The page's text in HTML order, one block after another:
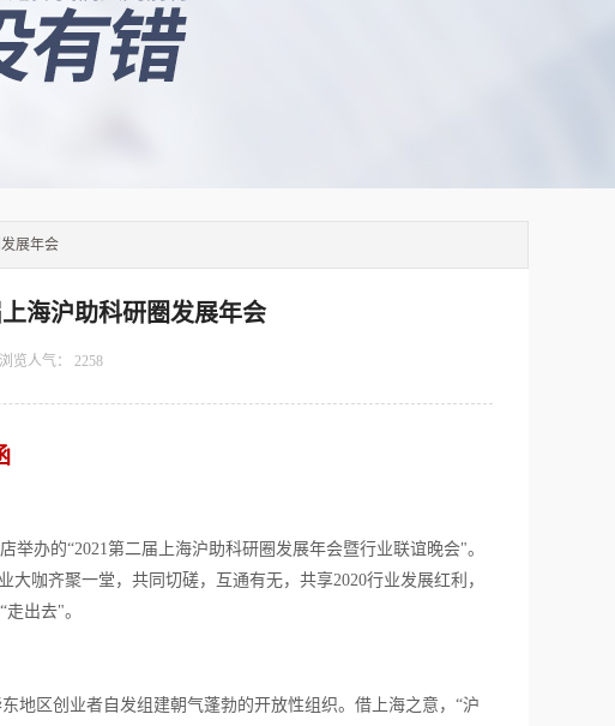
展年会
海沪助科研圈发展年会
浏览人气： 2258
办的“2021第二届上海沪助科研圈发展年会暨行业联谊晚会"。
咖齐聚一堂，共同切磋，互通有无，共享2020行业发展红利，
出去"。
地区创业者自发组建朝气蓬勃的开放性组织。借上海之意，“沪